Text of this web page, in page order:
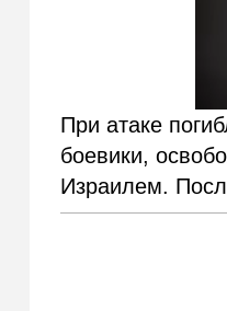
При атаке
боевики,
Израилем.